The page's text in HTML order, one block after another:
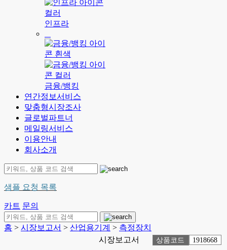
인프라
금융/뱅킹
연간정보서비스
맞춤형시장조사
글로벌파트너
메일링서비스
이용안내
회사소개
샘플 요청 목록
카트 문의
홈 > 시장보고서 > 산업용기계 > 측정장치
시장보고서
상품코드 1918668